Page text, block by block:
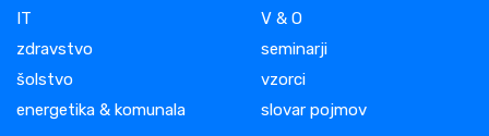
IT
zdravstvo
šolstvo
energetika & komunala
V & O
seminarji
vzorci
slovar pojmov